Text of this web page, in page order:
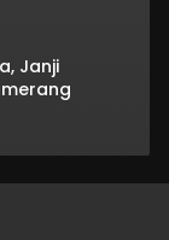
Janji